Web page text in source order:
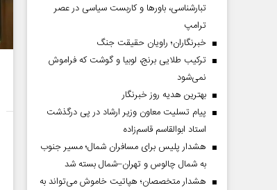
تبارشناسی، باور‌ها و کاربست سیاسی در عصر
ترامپ
خبرنگاران؛ راویان حقیقت جنگ
ترکیب طلایی برنج، لوبیا و گوشت که فراموش
نمی‌شود
بهترین هدیه روز خبرنگار
پیام تسلیت معاون وزیر ارشاد در پی درگذشت
استاد ابوالقاسم قاسم‌زاده
هشدار پلیس برای مسافران شمال؛ مسیر جنوب
به شمال چالوس و تهران–شمال بسته شد
هشدار متخصصان؛ هپاتیت خاموش می‌تواند به